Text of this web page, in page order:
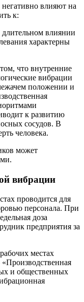
влияют на
к:
длительном влиянии
характерны
что внутренние
вибрации
положении и
к развитию
сосудов. В
человека.
может
вибрации
проводится для
персонала. При
доза
предприятия за
местах
и общественных